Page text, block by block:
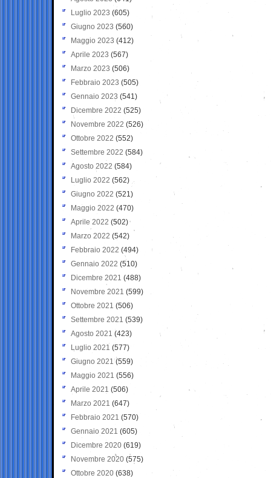
Luglio 2023 (605)
Giugno 2023 (560)
Maggio 2023 (412)
Aprile 2023 (567)
Marzo 2023 (506)
Febbraio 2023 (505)
Gennaio 2023 (541)
Dicembre 2022 (525)
Novembre 2022 (526)
Ottobre 2022 (552)
Settembre 2022 (584)
Agosto 2022 (584)
Luglio 2022 (562)
Giugno 2022 (521)
Maggio 2022 (470)
Aprile 2022 (502)
Marzo 2022 (542)
Febbraio 2022 (494)
Gennaio 2022 (510)
Dicembre 2021 (488)
Novembre 2021 (599)
Ottobre 2021 (506)
Settembre 2021 (539)
Agosto 2021 (423)
Luglio 2021 (577)
Giugno 2021(559)
Maggio 2021 (556)
Aprile 2021 (506)
Marzo 2021 (647)
Febbraio 2021 (570)
Gennaio 2021 (605)
Dicembre 2020 (619)
Novembre 2020 (575)
Ottobre 2020 (638)